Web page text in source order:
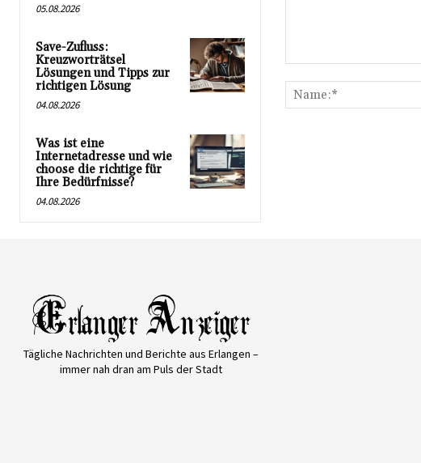
05.08.2026
Save-Zufluss:
Kreuzworträtsel
Lösungen und Tipps zur
richtigen Lösung
04.08.2026
Was ist eine
Internetadresse und wie
choose die richtige für
Ihre Bedürfnisse?
04.08.2026
Tägliche Nachrichten und Berichte aus Erlangen –
immer nah dran am Puls der Stadt